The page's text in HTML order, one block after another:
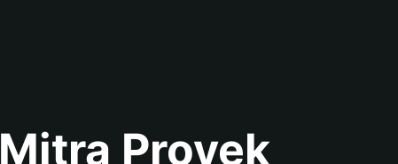
Mitra Proyek